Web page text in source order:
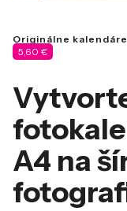
Originálne
5,60 €
A4 na